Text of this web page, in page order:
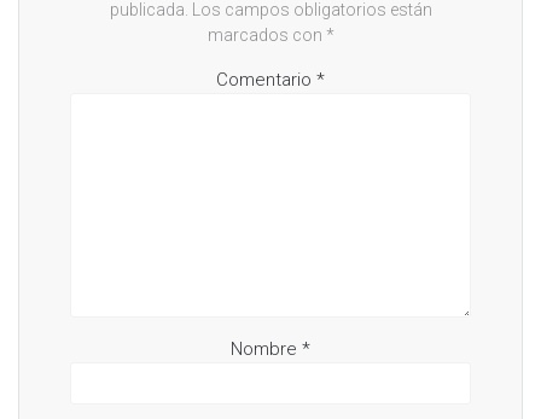
publicada.
Los campos obligatorios están
marcados con *
Comentario *
Nombre *